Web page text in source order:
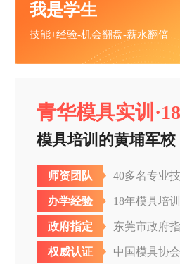
我是学生
技能+经验-机会翻盘-薪水翻倍
青华模具实训
模具培训的黄埔军校
师资团队 40多名专业
办学经验 18年模具培
政府指定 东莞市政府
权威认证 中国模具协